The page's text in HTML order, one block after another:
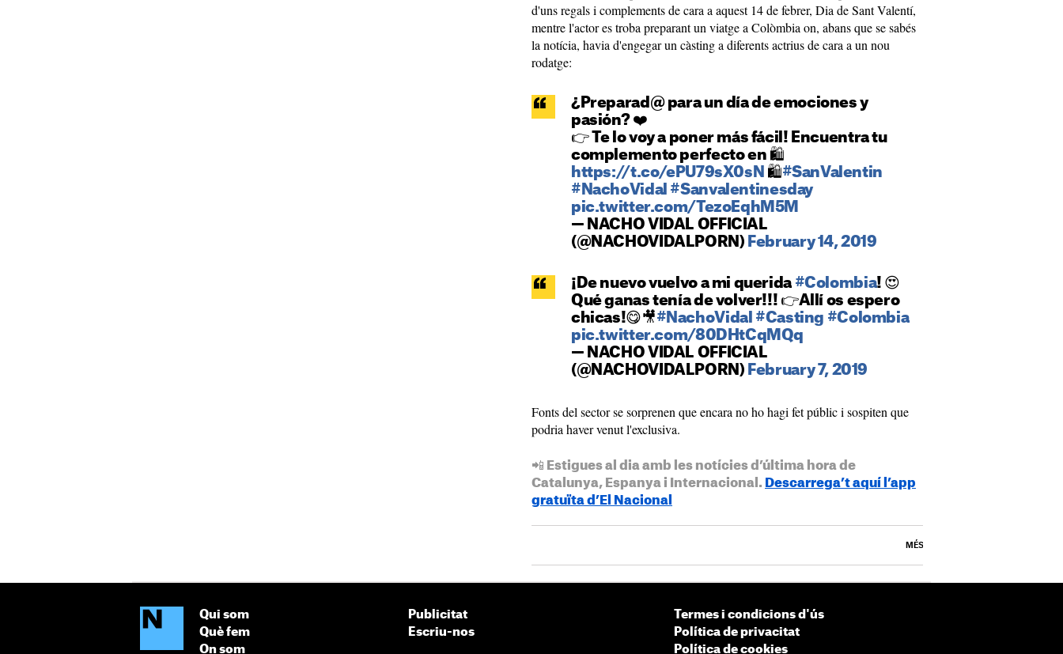
d'uns regals i complements de cara a aquest 14 de febrer, Dia de Sant Valentí,
mentre l'actor es troba preparant un viatge a Colòmbia on, abans que se sabés
la notícia, havia d'engegar un càsting a diferents actrius de cara a un nou
rodatge:
¿Preparad@ para un día de emociones y
pasión? ❤️
👉 Te lo voy a poner más fácil! Encuentra tu
complemento perfecto en 🛍
https://t.co/ePU79sX0sN 🛍#SanValentin
#NachoVidal #Sanvalentinesday
pic.twitter.com/TezoEqhM5M
— NACHO VIDAL OFFICIAL
(@NACHOVIDALPORN) February 14, 2019
¡De nuevo vuelvo a mi querida #Colombia! 😍
Qué ganas tenía de volver!!! 👉Allí os espero
chicas!😋🎥#NachoVidal #Casting #Colombia
pic.twitter.com/80DHtCqMQq
— NACHO VIDAL OFFICIAL
(@NACHOVIDALPORN) February 7, 2019
Fonts del sector se sorprenen que encara no ho hagi fet públic i sospiten que
podria haver venut l'exclusiva.
📲 Estigues al dia amb les notícies d’última hora de
Catalunya, Espanya i Internacional. Descarrega’t aquí l’app
gratuïta d’El Nacional
MÉS
Qui som
Què fem
On som
Publicitat
Escriu-nos
Termes i condicions d'ús
Política de privacitat
Política de cookies